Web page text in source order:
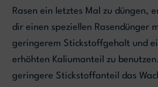
Rasen ein letztes Mal zu düngen,
dir einen speziellen Rasendünger
geringerem Stickstoffgehalt und
erhöhten Kaliumanteil zu
geringere Stickstoffanteil das